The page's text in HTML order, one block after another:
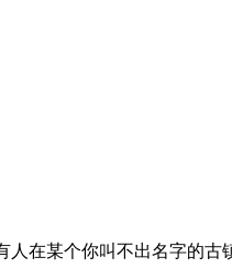
在某个你叫不出名字的古